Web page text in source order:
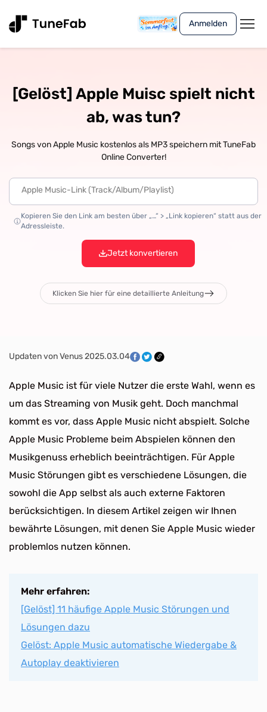
Anmelden
[Gelöst] Apple Muisc spielt nicht
ab, was tun?
Songs von Apple Music kostenlos als MP3 speichern mit TuneFab
Online Converter!
Kopieren Sie den Link am besten über „…“ > „Link kopieren“ statt aus der
Adressleiste.
Jetzt konvertieren
Klicken Sie hier für eine detaillierte Anleitung
Updaten von Venus 2025.03.04
Apple Music ist für viele Nutzer die erste Wahl, wenn es
um das Streaming von Musik geht. Doch manchmal
kommt es vor, dass Apple Music nicht abspielt. Solche
Apple Music Probleme beim Abspielen können den
Musikgenuss erheblich beeinträchtigen. Für Apple
Music Störungen gibt es verschiedene Lösungen, die
sowohl die App selbst als auch externe Faktoren
berücksichtigen. In diesem Artikel zeigen wir Ihnen
bewährte Lösungen, mit denen Sie Apple Music wieder
problemlos nutzen können.
Mehr erfahren:
[Gelöst] 11 häufige Apple Music Störungen und
Lösungen dazu
Gelöst: Apple Music automatische Wiedergabe &
Autoplay deaktivieren